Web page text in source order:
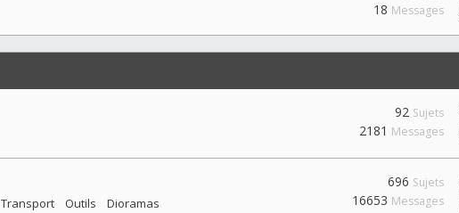
18 Messages
92 Sujets
2181 Messages
Transport Outils Dioramas
696 Sujets
16653 Messages